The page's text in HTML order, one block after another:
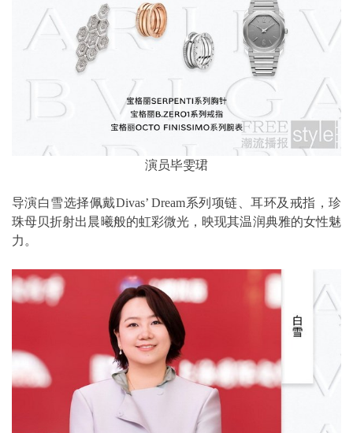
演员毕雯珺
导演白雪选择佩戴Divas’ Dream系列项链、耳环及戒指，珍
珠母贝折射出晨曦般的虹彩微光，映现其温润典雅的女性魅
力。